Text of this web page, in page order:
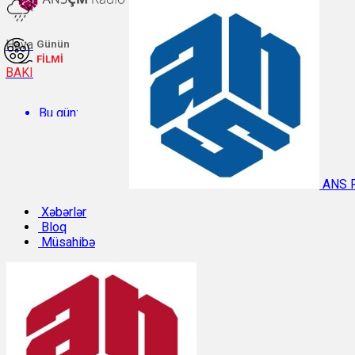
Hava
BAKI
Bu gün:
Temperatur: 28.2°C. Rütubət: 53%.
Sabah:
Günün
FİLMİ
ANS
Xəbərlər
Bloq
Müsahibə